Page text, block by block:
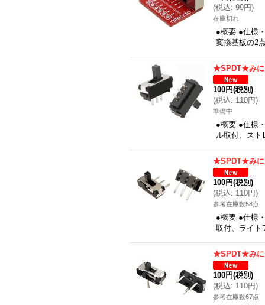
(税込: 99円)
在庫切れ
●概要 ●仕様
変換基板の2
★SPDT★みに
100円(税別)
(税込: 110円)
準備中
●概要 ●仕様
ル取付、スト
★SPDT★みに
100円(税別)
(税込: 110円)
参考在庫数58点
●概要 ●仕様
取付、ライト
★SPDT★みに
100円(税別)
(税込: 110円)
参考在庫数67点